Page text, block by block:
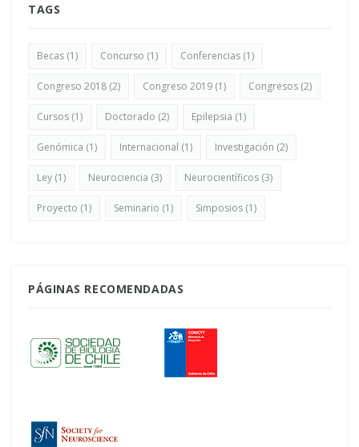
TAGS
Becas (1) Concurso (1) Conferencias (1)
Congreso 2018 (2) Congreso 2019 (1) Congresos (2)
Cursos (1) Doctorado (2) Epilepsia (1)
Genómica (1) Internacional (1) Investigación (2)
Ley (1) Neurociencia (3) Neurocientíficos (3)
Proyecto (1) Seminario (1) Simposios (1)
PÁGINAS RECOMENDADAS